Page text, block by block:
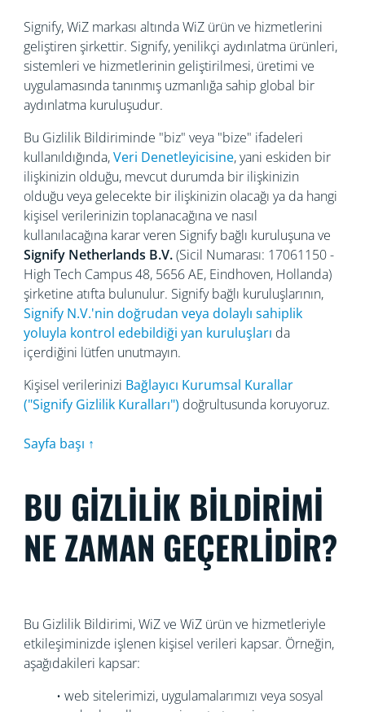
Signify, WiZ markası altında WiZ ürün ve hizmetlerini
geliştiren şirkettir. Signify, yenilikçi aydınlatma ürünleri,
sistemleri ve hizmetlerinin geliştirilmesi, üretimi ve
uygulamasında tanınmış uzmanlığa sahip global bir
aydınlatma kuruluşudur.
Bu Gizlilik Bildiriminde "biz" veya "bize" ifadeleri
kullanıldığında,Veri Denetleyicisine, yani eskiden bir
ilişkinizin olduğu, mevcut durumda bir ilişkinizin
olduğu veya gelecekte bir ilişkinizin olacağı ya da hangi
kişisel verilerinizin toplanacağına ve nasıl
kullanılacağına karar veren Signify bağlı kuruluşuna ve
Signify Netherlands B.V.(Sicil Numarası: 17061150 -
High Tech Campus 48, 5656AE, Eindhoven, Hollanda)
şirketine atıfta bulunulur. Signify bağlı kuruluşlarının,
Signify N.V.'nin doğrudan veya dolaylı sahiplik
yoluyla kontrol edebildiği yan kuruluşları da
içerdiğini lütfen unutmayın.
Kişisel verilerinizi Bağlayıcı Kurumsal Kurallar
("Signify Gizlilik Kuralları") doğrultusunda koruyoruz.
Sayfa başı ↑
BU GİZLİLİK BİLDİRİMİ
NE ZAMAN GEÇERLİDİR?
Bu Gizlilik Bildirimi, WiZ ve WiZ ürün ve hizmetleriyle
etkileşiminizde işlenen kişisel verileri kapsar. Örneğin,
aşağıdakileri kapsar:
• web sitelerimizi, uygulamalarımızı veya sosyal